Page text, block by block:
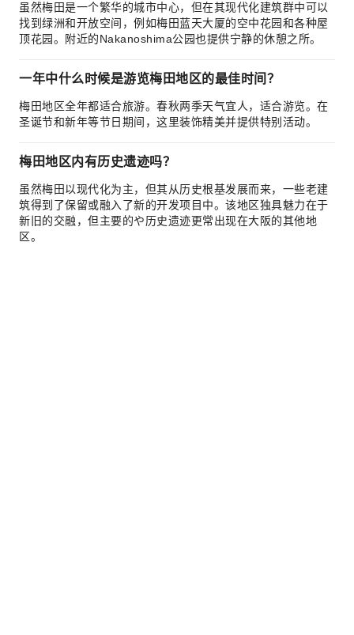
虽然梅田是一个繁华的城市中心，但在其现代化建筑群中可以
找到绿洲和开放空间，例如梅田蓝天大厦的空中花园和各种屋
顶花园。附近的Nakanoshima公园也提供宁静的休憩之所。
一年中什么时候是游览梅田地区的最佳时间？
梅田地区全年都适合旅游。春秋两季天气宜人，适合游览。在
圣诞节和新年等节日期间，这里装饰精美并提供特别活动。
梅田地区内有历史遗迹吗？
虽然梅田以现代化为主，但其从历史根基发展而来，一些老建
筑得到了保留或融入了新的开发项目中。该地区独具魅力在于
新旧的交融，但主要的や历史遗迹更常出现在大阪的其他地
区。